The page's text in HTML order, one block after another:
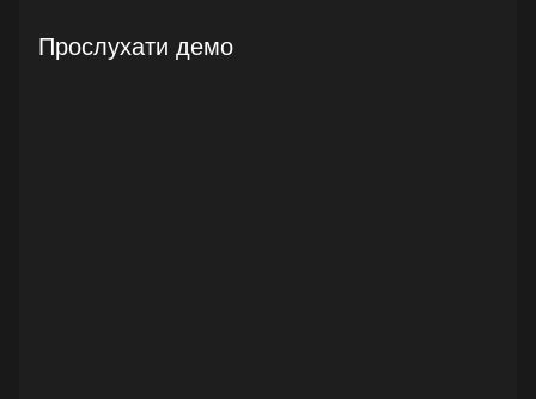
Прослухати демо